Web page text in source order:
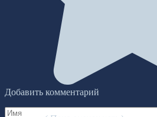
Добавить комментарий
Имя